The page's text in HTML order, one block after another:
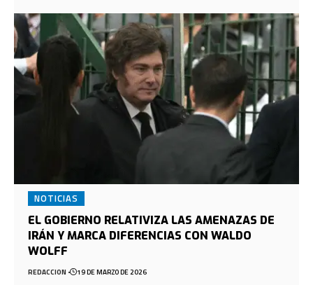
NOTICIAS
EL GOBIERNO RELATIVIZA LAS AMENAZAS DE
IRÁN Y MARCA DIFERENCIAS CON WALDO
WOLFF
REDACCION 19 DE MARZO DE 2026